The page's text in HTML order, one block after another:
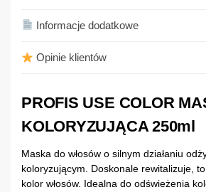
Informacje dodatkowe
Opinie klientów
PROFIS USE COLOR
KOLORYZUJĄCA 250ml
Maska do włosów o silnym działaniu
koloryzującym. Doskonale rewitalizuje,
kolor włosów. Idealna do odświeżenia